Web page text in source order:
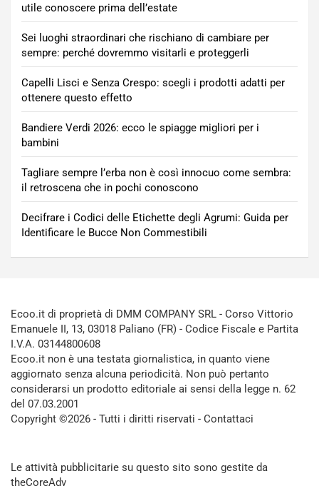
utile conoscere prima dell’estate
Sei luoghi straordinari che rischiano di cambiare per
sempre: perché dovremmo visitarli e proteggerli
Capelli Lisci e Senza Crespo: scegli i prodotti adatti per
ottenere questo effetto
Bandiere Verdi 2026: ecco le spiagge migliori per i
bambini
Tagliare sempre l’erba non è così innocuo come sembra:
il retroscena che in pochi conoscono
Decifrare i Codici delle Etichette degli Agrumi: Guida per
Identificare le Bucce Non Commestibili
Ecoo.it di proprietà di DMM COMPANY SRL - Corso Vittorio
Emanuele II, 13, 03018 Paliano (FR) - Codice Fiscale e Partita
I.V.A. 03144800608
Ecoo.it non è una testata giornalistica, in quanto viene
aggiornato senza alcuna periodicità. Non può pertanto
considerarsi un prodotto editoriale ai sensi della legge n. 62
del 07.03.2001
Copyright ©2026 - Tutti i diritti riservati - Contattaci
Le attività pubblicitarie su questo sito sono gestite da
theCoreAdv